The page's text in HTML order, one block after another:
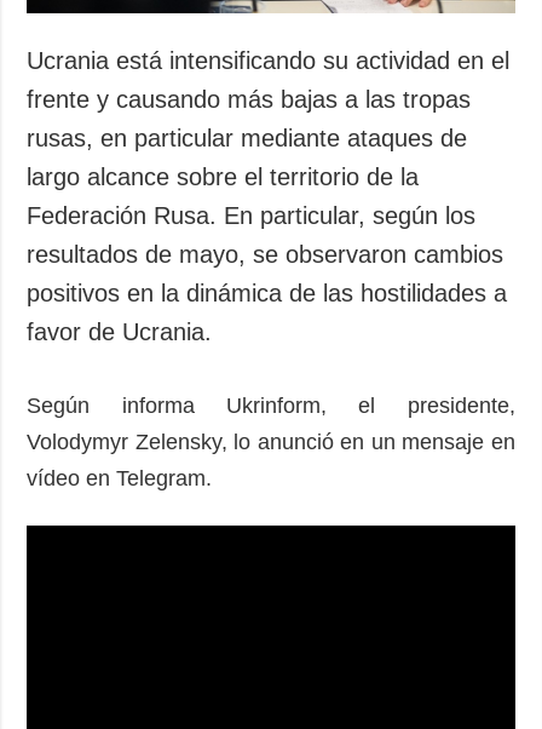
Ucrania está intensificando su actividad en el
frente y causando más bajas a las tropas
rusas, en particular mediante ataques de
largo alcance sobre el territorio de la
Federación Rusa. En particular, según los
resultados de mayo, se observaron cambios
positivos en la dinámica de las hostilidades a
favor de Ucrania.
Según informa Ukrinform, el presidente,
Volodymyr Zelensky, lo anunció en un mensaje en
vídeo en Telegram.